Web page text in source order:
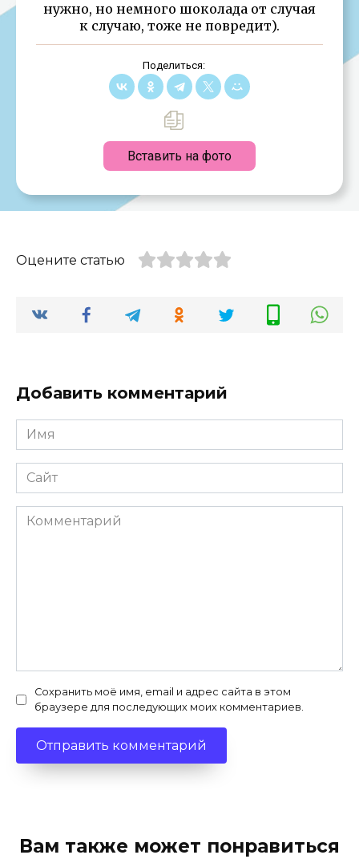
нужно, но немного шоколада от случая
к случаю, тоже не повредит).
Поделиться:
Вставить на фото
Оцените статью
Добавить комментарий
Имя
*
Сайт
Комментарий
Сохранить моё имя, email и адрес сайта в этом
браузере для последующих моих комментариев.
Вам также может понравиться